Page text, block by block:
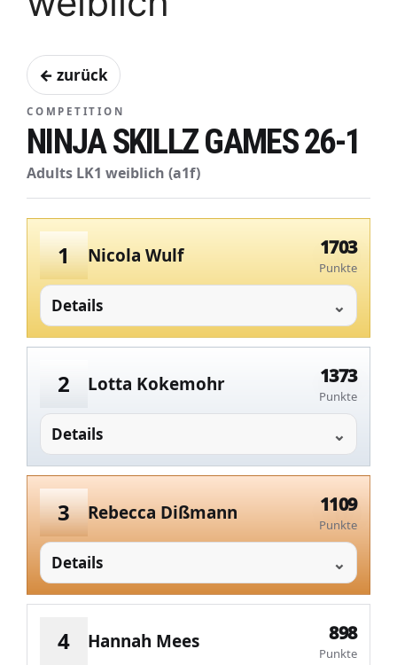
← zurück
COMPETITION
NINJA SKILLZ GAMES 26-1
Adults LK1 weiblich (a1f)
1 Nicola Wulf 1703
Punkte
Details
2 Lotta Kokemohr 1373
Punkte
Details
3 Rebecca Dißmann 1109
Punkte
Details
4 Hannah Mees 898
Punkte